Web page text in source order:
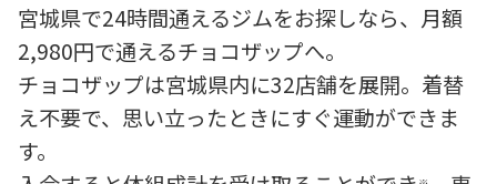
宮城県で24時間通えるジムをお探しなら、月額
2,980円で通えるチョコザップへ。
チョコザップは宮城県内に32店舗を展開。着替
え不要で、思い立ったときにすぐ運動ができま
す。